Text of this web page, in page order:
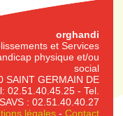
orghandi
et Services
physique et/ou
social
SAINT GERMAIN DE
02.51.40.45.25 - Tel.
: 02.51.40.40.27
légales- Contact